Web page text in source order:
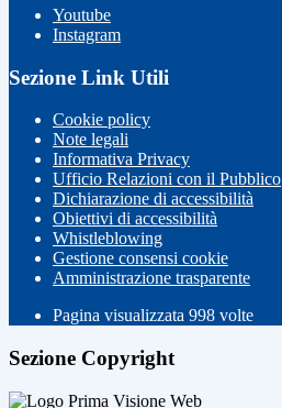
Youtube
Instagram
Sezione Link Utili
Cookie policy
Note legali
Informativa Privacy
Ufficio Relazioni con il Pubblico
Dichiarazione di accessibilità
Obiettivi di accessibilità
Whistleblowing
Gestione consensi cookie
Amministrazione trasparente
Pagina visualizzata 998 volte
Sezione Copyright